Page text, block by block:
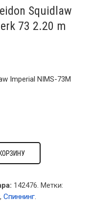
Squidlaw
73 2.20 m
Imperial NIMS-73M
142476. Метки:
, Спиннинг.